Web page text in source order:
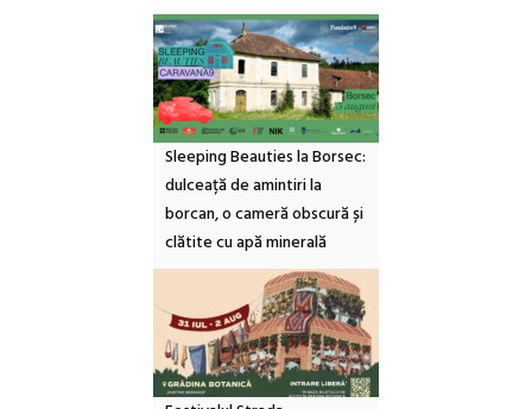
Sleeping Beauties la Borsec:
dulceață de amintiri la
borcan, o cameră obscură și
clătite cu apă minerală